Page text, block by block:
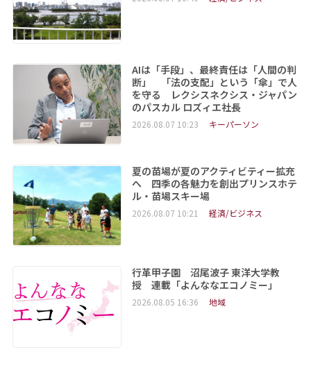
AIは「手段」、最終責任は「人間の判
断」 「法の支配」という「傘」で人
を守る レクシスネクシス・ジャパン
のパスカル ロズィエ社長
2026.08.07 10:23 キーパーソン
夏の苗場が夏のアクティビティー拡充
へ 四季の各魅力を創出プリンスホテ
ル・苗場スキー場
2026.08.07 10:21 経済/ビジネス
行革甲子園 沼尾波子 東洋大学教
授 連載「よんななエコノミー」
2026.08.05 16:36 地域